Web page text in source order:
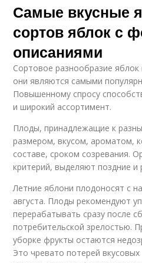
Самые вкусные
сортов яблок с
описаниями
Сортовое разнообразие
они являются самыми
Повышенному спросу
и широкий ассортимент.
Плоды, принадлежащие к
размером, вкусом, ароматом,
составе, сроком созревания.
критерий, выделяют поздние и
Летние яблони плодоносят с
августа. Плоды рекомендуют
перерабатывать сразу после
потребительской зрелостью.
уборке фрукты остаются
Это чревато потерей